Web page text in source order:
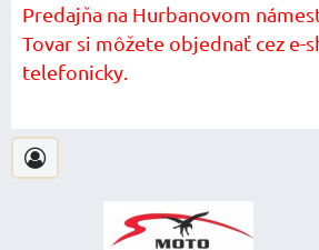
Predajňa na Hurbanovom
Tovar si môžete objednať cez e-
telefonicky.